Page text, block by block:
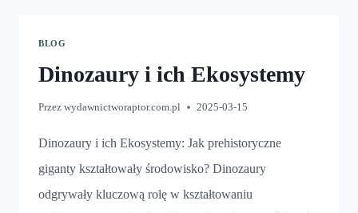
BLOG
Dinozaury i ich Ekosystemy
Przez wydawnictworaptor.com.pl 2025-03-15
Dinozaury i ich Ekosystemy: Jak prehistoryczne
giganty kształtowały środowisko? Dinozaury
odgrywały kluczową rolę w kształtowaniu